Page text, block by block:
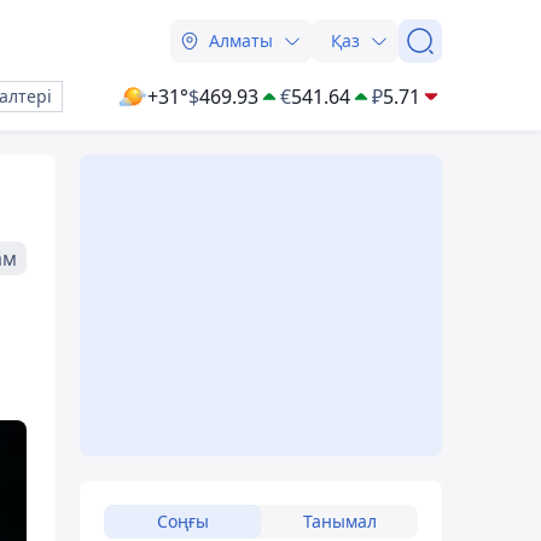
Алматы Қаз
+31°$469.93 €541.64 ₽5.71
Соңғы Танымал